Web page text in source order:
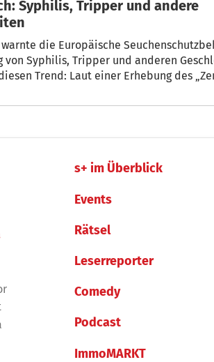
die Europäische
Syphilis, Tripper und anderen
Trend: Laut einer Erhebung des
die Fallzahlen zugenommen“,
s+ im Überblick
Events
Rätsel
Leserreporter
Comedy
Podcast
ImmoMARKT